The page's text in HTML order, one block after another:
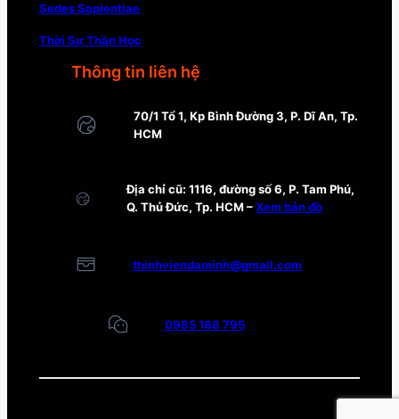
Sedes Sapientiae
Thời Sự Thần Học
Thông tin liên hệ
70/1 Tổ 1, Kp Bình Đường 3, P. Dĩ An, Tp.
HCM
Địa chỉ cũ: 1116, đường số 6, P. Tam Phú,
Q. Thủ Đức, Tp. HCM –Xem bản đồ
thinhviendaminh@gmail.com
0985 188 795